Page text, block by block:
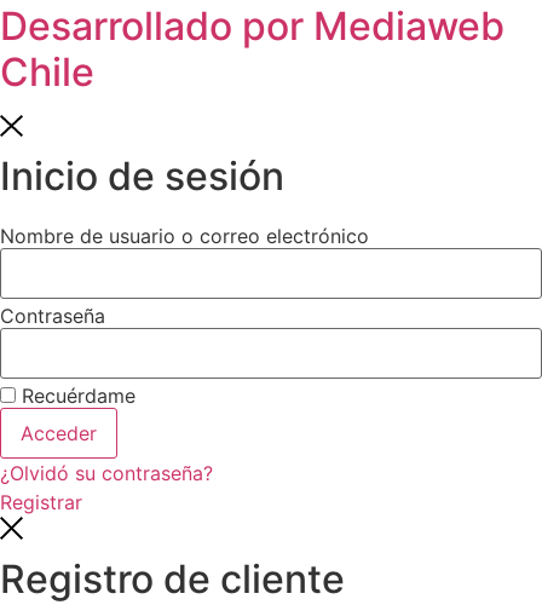
Desarrollado por Mediaweb
Chile
Inicio de sesión
Nombre de usuario o correo electrónico
Contraseña
Recuérdame
Acceder
¿Olvidó su contraseña?
Registrar
Registro de cliente